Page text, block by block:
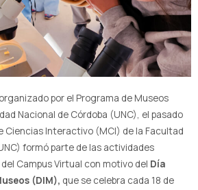
por el Programa de Museos
Nacional de Córdoba (UNC), el pasado
Ciencias Interactivo (MCI) de la Facultad
formó parte de las actividades
Campus Virtual con motivo del Día
(DIM), que se celebra cada 18 de